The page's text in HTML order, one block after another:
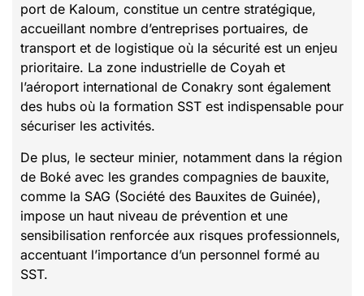
port de Kaloum, constitue un centre stratégique,
accueillant nombre d’entreprises portuaires, de
transport et de logistique où la sécurité est un enjeu
prioritaire. La zone industrielle de Coyah et
l’aéroport international de Conakry sont également
des hubs où la formation SST est indispensable pour
sécuriser les activités.
De plus, le secteur minier, notamment dans la région
de Boké avec les grandes compagnies de bauxite,
comme la SAG (Société des Bauxites de Guinée),
impose un haut niveau de prévention et une
sensibilisation renforcée aux risques professionnels,
accentuant l’importance d’un personnel formé au
SST.